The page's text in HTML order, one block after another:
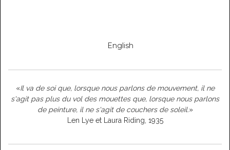
English
«Il va de soi que, lorsque nous parlons de mouvement, il ne
s'agit pas plus du vol des mouettes que, lorsque nous parlons
de peinture, il ne s'agit de couchers de soleil.»
Len Lye et Laura Riding, 1935